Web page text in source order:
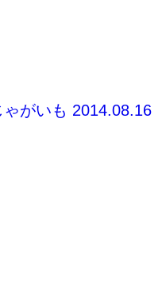
ゃがいも 2014.08.16